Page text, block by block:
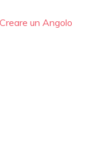
un Angolo